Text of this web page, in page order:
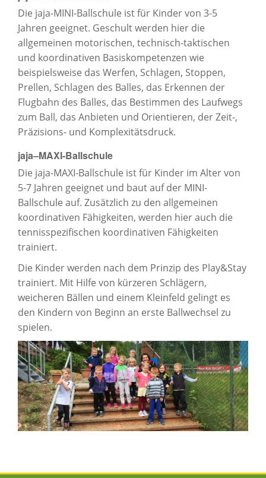
Die jaja-MINI-Ballschule ist für Kinder von 3-5
Jahren geeignet. Geschult werden hier die
allgemeinen motorischen, technisch-taktischen
und koordinativen Basiskompetenzen wie
beispielsweise das Werfen, Schlagen, Stoppen,
Prellen, Schlagen des Balles, das Erkennen der
Flugbahn des Balles, das Bestimmen des Laufwegs
zum Ball, das Anbieten und Orientieren, der Zeit-,
Präzisions- und Komplexitätsdruck.
jaja–MAXI-Ballschule
Die jaja-MAXI-Ballschule ist für Kinder im Alter von
5-7 Jahren geeignet und baut auf der MINI-
Ballschule auf. Zusätzlich zu den allgemeinen
koordinativen Fähigkeiten, werden hier auch die
tennisspezifischen koordinativen Fähigkeiten
trainiert.
Die Kinder werden nach dem Prinzip des Play&Stay
trainiert. Mit Hilfe von kürzeren Schlägern,
weicheren Bällen und einem Kleinfeld gelingt es
den Kindern von Beginn an erste Ballwechsel zu
spielen.